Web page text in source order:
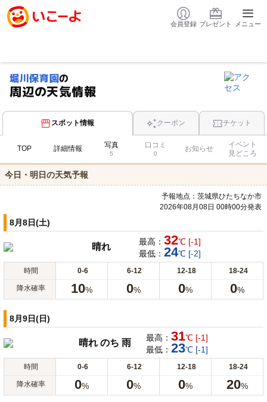
会員登録 プレゼント メニュー
堀川保育園の
周辺の天気情報
スポット情報 クーポン チケット
TOP 詳細情報 写真
5
口コミ
0
お知らせ
イベント
見どころ
今日・明日の天気予報
予報地点：茨城県ひたちなか市
2026年08月08日 00時00分発表
8月8日(土)
晴れ 最高： 32℃ [-1]
最低： 24℃ [-2]
時間 0-6 6-12 12-18 18-24
降水確率 10% 0% 0% 0%
8月9日(日)
晴れ のち 雨 最高： 31℃ [-1]
最低： 23℃ [-1]
時間 0-6 6-12 12-18 18-24
降水確率 0% 0% 0% 20%